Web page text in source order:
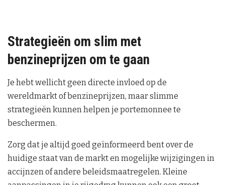
Strategieën om slim met
benzineprijzen om te gaan
Je hebt wellicht geen directe invloed op de
wereldmarkt of benzineprijzen, maar slimme
strategieën kunnen helpen je portemonnee te
beschermen.
Zorg dat je altijd goed geïnformeerd bent over de
huidige staat van de markt en mogelijke wijzigingen in
accijnzen of andere beleidsmaatregelen. Kleine